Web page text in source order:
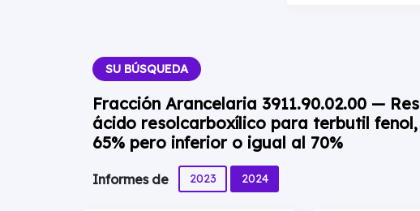
SU BÚSQUEDA
Fracción Arancelaria 3911.90.02.00 —
ácido resolcarboxílico para terbutil
65% pero inferior o igual al 70%
Informes de 2023 2024